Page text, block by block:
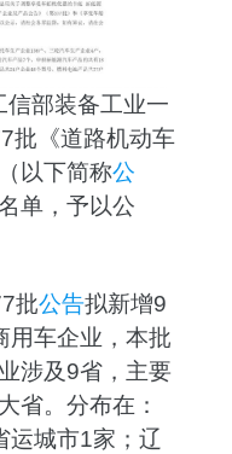
部装备工业一
批《道路机动车
以下简称公
单，予以公
批公告拟新增9
用车企业，本批
涉及9省，主要
省。分布在：
运城市1家； 辽